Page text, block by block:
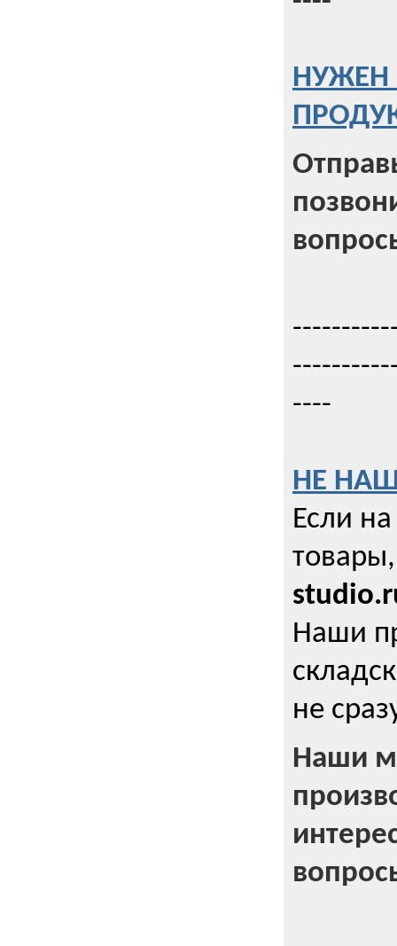
НУЖЕН
----
НЕ
Если
Наши
не
Наши